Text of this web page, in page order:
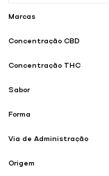
Marcas
Concentração CBD
Concentração THC
Sabor
Forma
Via de Administração
Origem